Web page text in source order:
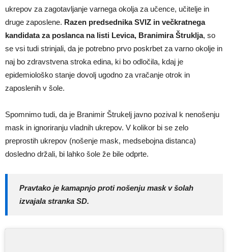
ukrepov za zagotavljanje varnega okolja za učence, učitelje in
druge zaposlene. Razen predsednika SVIZ in večkratnega
kandidata za poslanca na listi Levica, Branimira Štruklja, so
se vsi tudi strinjali, da je potrebno prvo poskrbet za varno okolje in
naj bo zdravstvena stroka edina, ki bo odločila, kdaj je
epidemiološko stanje dovolj ugodno za vračanje otrok in
zaposlenih v šole.
Spomnimo tudi, da je Branimir Štrukelj javno pozival k nenošenju
mask in ignoriranju vladnih ukrepov. V kolikor bi se zelo
preprostih ukrepov (nošenje mask, medsebojna distanca)
dosledno držali, bi lahko šole že bile odprte.
Pravtako je kamapnjo proti nošenju mask v šolah
izvajala stranka SD.